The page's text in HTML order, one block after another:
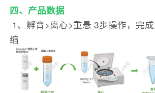
四、产品数据
1、孵育>离心>重悬 3步操作，完
缩